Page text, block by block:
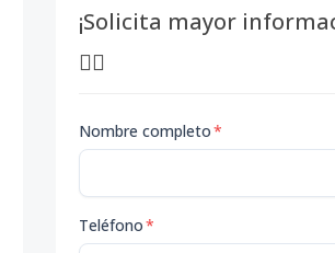
¡Solicita mayor
👇🏽
Nombre completo*
Teléfono*